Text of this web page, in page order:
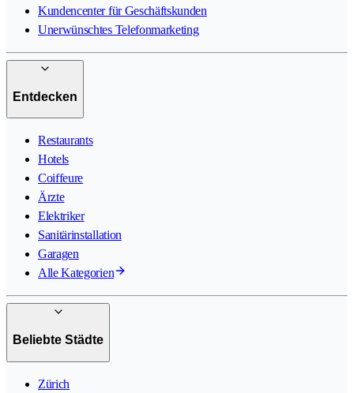
Kundencenter für Geschäftskunden
Unerwünschtes Telefonmarketing
Entdecken
Restaurants
Hotels
Coiffeure
Ärzte
Elektriker
Sanitärinstallation
Garagen
Alle Kategorien
Beliebte Städte
Zürich